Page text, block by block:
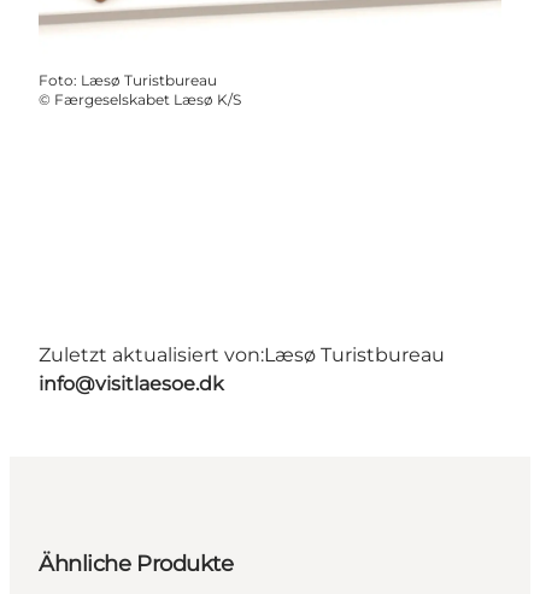
Foto: Læsø Turistbureau
© Færgeselskabet Læsø K/S
Zuletzt aktualisiert von:Læsø Turistbureau
info@visitlaesoe.dk
Ähnliche Produkte